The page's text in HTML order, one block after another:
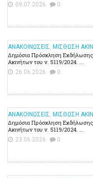
09.07.2026 0
ΑΝΑΚΟΙΝΩΣΕΙΣ, ΜΙΣΘΩΣΗ
Δημόσια Πρόσκληση
Ακινήτων του ν. 5119/2024. ...
26.06.2026 0
ΑΝΑΚΟΙΝΩΣΕΙΣ, ΜΙΣΘΩΣΗ
Δημόσια Πρόσκληση
Ακινήτων του ν. 5119/2024. ...
23.06.2026 0